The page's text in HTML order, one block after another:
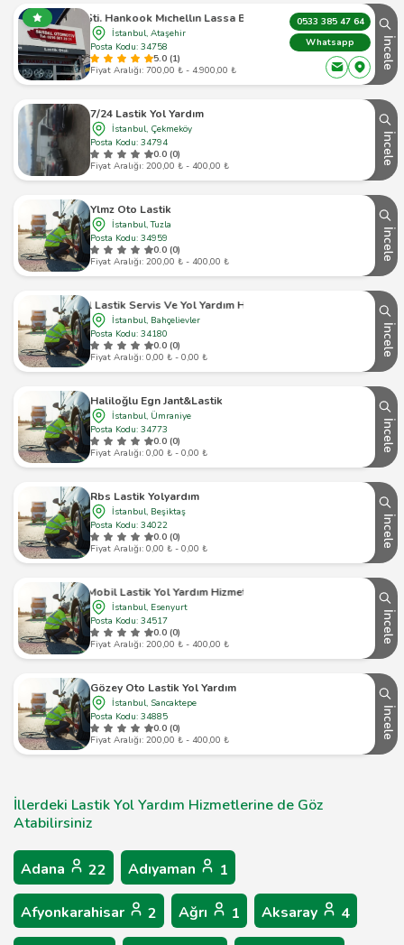
Mıchellın Lassa Brıdgestone Contınental Rot Balans Akü Lastik
İstanbul, Ataşehir
Posta Kodu: 34758
5.0 (1)
Fiyat Aralığı: 700,00 ₺ - 4.900,00 ₺
0533 385 47 64
Whatsapp
İncele
7/24 Lastik Yol Yardım
İstanbul, Çekmeköy
Posta Kodu: 34794
0.0 (0)
Fiyat Aralığı: 200,00 ₺ - 400,00 ₺
İncele
Ylmz Oto Lastik
İstanbul, Tuzla
Posta Kodu: 34959
0.0 (0)
Fiyat Aralığı: 200,00 ₺ - 400,00 ₺
İncele
Mobil Lastik Servis Ve Yol Yardım Hizmetleri
İstanbul, Bahçelievler
Posta Kodu: 34180
0.0 (0)
Fiyat Aralığı: 0,00 ₺ - 0,00 ₺
İncele
Haliloğlu Egn Jant&Lastik
İstanbul, Ümraniye
Posta Kodu: 34773
0.0 (0)
Fiyat Aralığı: 0,00 ₺ - 0,00 ₺
İncele
Rbs Lastik Yolyardım
İstanbul, Beşiktaş
Posta Kodu: 34022
0.0 (0)
Fiyat Aralığı: 0,00 ₺ - 0,00 ₺
İncele
Mobil Lastik Yol Yardım Hizmeti
İstanbul, Esenyurt
Posta Kodu: 34517
0.0 (0)
Fiyat Aralığı: 200,00 ₺ - 400,00 ₺
İncele
Gözey Oto Lastik Yol Yardım
İstanbul, Sancaktepe
Posta Kodu: 34885
0.0 (0)
Fiyat Aralığı: 200,00 ₺ - 400,00 ₺
İncele
İllerdeki Lastik Yol Yardım Hizmetlerine de Göz
Atabilirsiniz
Adana 22 Adıyaman 1
Afyonkarahisar 2 Ağrı 1 Aksaray 4